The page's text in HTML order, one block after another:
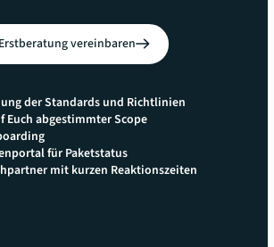
Erstberatung vereinbaren
der Standards und Richtlinien
abgestimmter Scope
für Paketstatus
mit kurzen Reaktionszeiten